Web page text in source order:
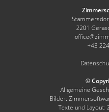
2201
+43
©
Allgemeine
Bilder:
Texte und Layout: